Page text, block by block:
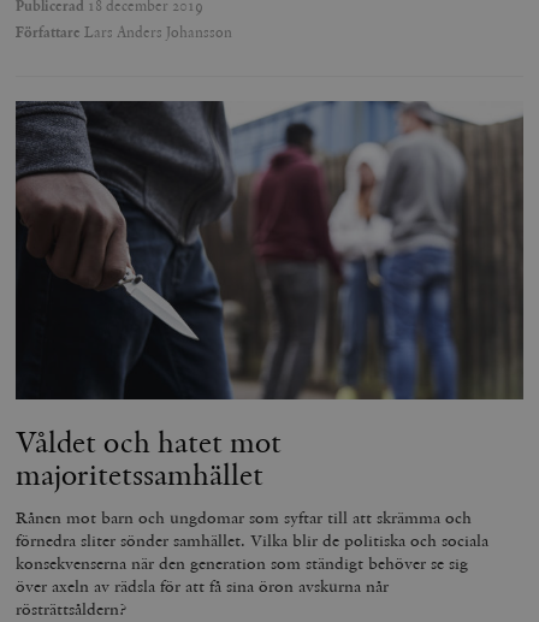
Publicerad 18 december 2019
Författare Lars Anders Johansson
Våldet och hatet mot
majoritetssamhället
Rånen mot barn och ungdomar som syftar till att skrämma och
förnedra sliter sönder samhället. Vilka blir de politiska och sociala
konsekvenserna när den generation som ständigt behöver se sig
över axeln av rädsla för att få sina öron avskurna når
rösträttsåldern?